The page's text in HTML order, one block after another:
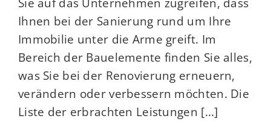
Ihnen bei der Sanierung rund um Ihre
Immobilie unter die Arme greift. Im
Bereich der Bauelemente finden Sie alles,
was Sie bei der Renovierung erneuern,
verändern oder verbessern möchten. Die
Liste der erbrachten Leistungen [...]